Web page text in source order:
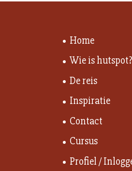
Home
Wie is hutspot?
De reis
Inspiratie
Contact
Cursus
Profiel /